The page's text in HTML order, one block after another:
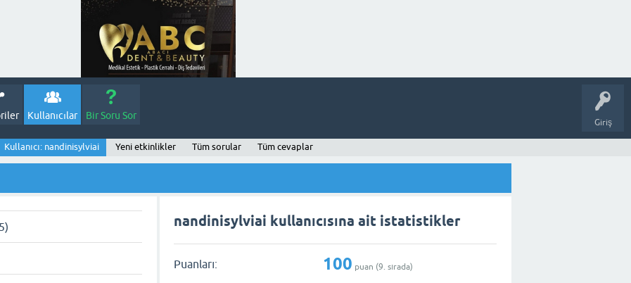
Giriş
Kullanıcılar Bir Soru Sor
Kullanıcı: nandinisylviai Yeni etkinlikler Tüm sorular Tüm cevaplar
nandinisylviai kullanıcısına ait istatistikler
Puanları: 100 puan (9 . sırada)